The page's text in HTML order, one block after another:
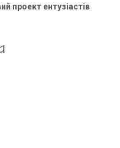
проект ентузіастів